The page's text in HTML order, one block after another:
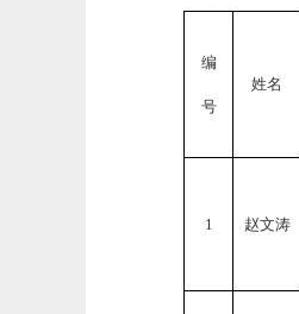
编
号
姓名
1 赵文涛